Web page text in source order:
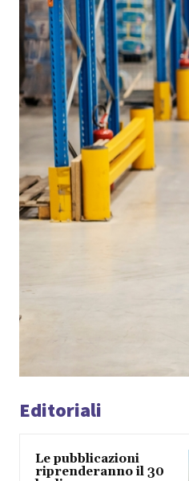
Editoriali
Le pubblicazioni
riprenderanno il 30